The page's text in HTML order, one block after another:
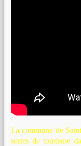
La commune de
sortes de tourisme